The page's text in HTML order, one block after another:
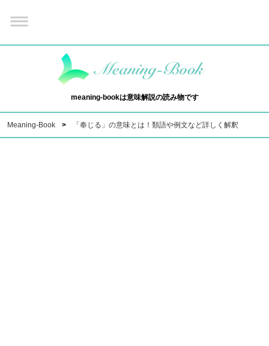
meaning-bookは意味解説の読み物です
Meaning-Book 「奉じる」の意味とは！類語や例文など詳しく解釈